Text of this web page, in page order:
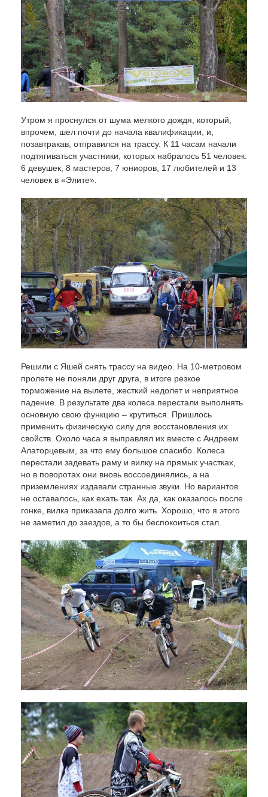
Утром я проснулся от шума мелкого дождя, который,
впрочем, шел почти до начала квалификации, и,
позавтракав, отправился на трассу. К 11 часам начали
подтягиваться участники, которых набралось 51 человек:
6 девушек, 8 мастеров, 7 юниоров, 17 любителей и 13
человек в «Элите».
Решили с Яшей снять трассу на видео. На 10-метровом
пролете не поняли друг друга, в итоге резкое
торможение на вылете, жесткий недолет и неприятное
падение. В результате два колеса перестали выполнять
основную свою функцию – крутиться. Пришлось
применить физическую силу для восстановления их
свойств. Около часа я выправлял их вместе с Андреем
Алаторцевым, за что ему большое спасибо. Колеса
перестали задевать раму и вилку на прямых участках,
но в поворотах они вновь воссоединялись, а на
приземлениях издавали странные звуки. Но вариантов
не оставалось, как ехать так. Ах да, как оказалось после
гонке, вилка приказала долго жить. Хорошо, что я этого
не заметил до заездов, а то бы беспокоиться стал.